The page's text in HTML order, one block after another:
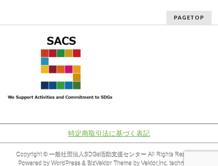
PAGETOP
特定商取引法に基づく表記
Copyright © 一般社団法人SDGs活動支援センター All Rights Reserved.
Powered byWordPress & BizVektor Theme byVektor,Inc. technology.